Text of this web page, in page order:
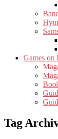
Games on
Tag